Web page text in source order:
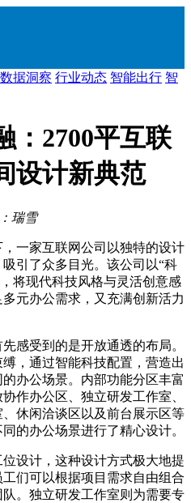
数据洞察 行业动态 智能出行 智
：2700平互联
设计新典范
瑞雪
一家互联网公司以独特的设计
引了众多目光。该公司以“科
将现代科技风格与灵活创意感
元办公需求，又充满创新活力
感受到的是开放通透的布局。
，通过智能科技配置，营造出
办公场景。内部功能分区丰富
作办公区、独立研发工作室、
休闲洽谈区以及前台展示区等
的办公场景进行了精心设计。
设计，这种设计方式极大地提
们可以根据项目需求自由组合
。独立研发工作室则为需要专